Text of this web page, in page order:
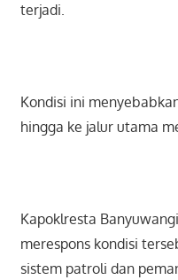
terjadi.
Kondisi ini
hingga ke jalur utama
Kapoklresta
merespons kondisi
sistem patroli dan